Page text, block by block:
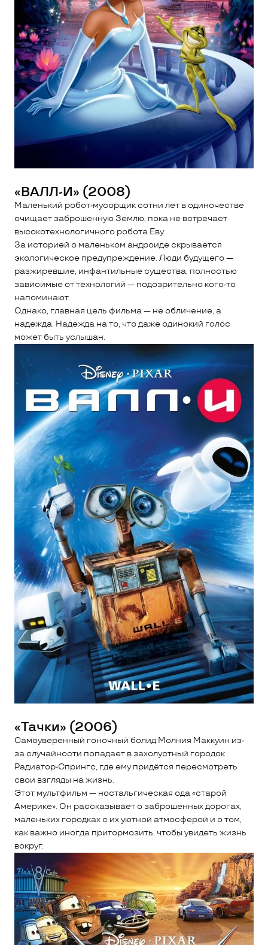
«ВАЛЛ-И» (2008)
Маленький робот-мусорщик сотни лет в одиночестве
очищает заброшенную Землю, пока не встречает
высокотехнологичного робота Еву.
За историей о маленьком андроиде скрывается
экологическое предупреждение. Люди будущего —
разжиревшие, инфантильные существа, полностью
зависимые от технологий — подозрительно кого-то
напоминают.
Однако, главная цель фильма — не обличение, а
надежда. Надежда на то, что даже одинокий голос
может быть услышан.
«Тачки» (2006)
Самоуверенный гоночный болид Молния Маккуин из-
за случайности попадает в захолустный городок
Радиатор-Спрингс, где ему придётся пересмотреть
свои взгляды на жизнь.
Этот мультфильм — ностальгическая ода «старой
Америке». Он рассказывает о заброшенных дорогах,
маленьких городках с их уютной атмосферой и о том,
как важно иногда притормозить, чтобы увидеть жизнь
вокруг.